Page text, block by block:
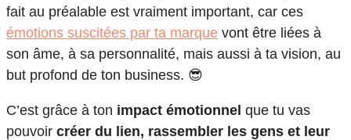
fait au préalable est vraiment important, car ces
émotions suscitées par ta marque vont être liées à
son âme, à sa personnalité, mais aussi à ta vision, au
but profond de ton business. 😎
C’est grâce à ton impact émotionnel que tu vas
pouvoir créer du lien, rassembler les gens et leur